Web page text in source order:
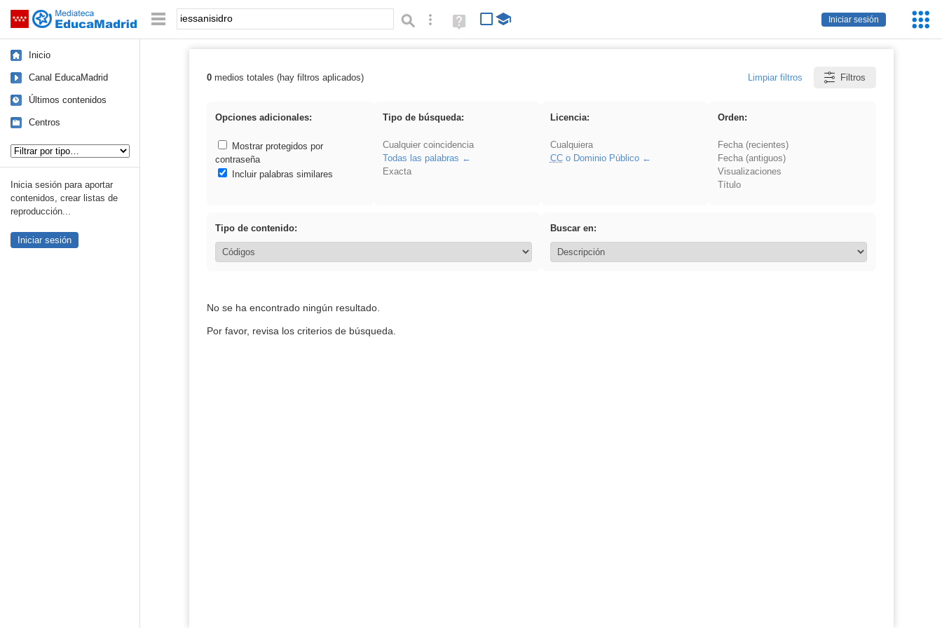
Saltar navegación
Iniciar sesión
Palabra o frase: Búsqueda avanzada
Ayuda
(en
Inicio
Canal EducaMadrid
Últimos contenidos
Centros
Inicia sesión para aportar
contenidos, crear listas de
reproducción...
Iniciar sesión
Resultados de: iessanisidro
0medios totales (hay filtros aplicados) Limpiar filtros Filtros
Opciones adicionales:
Mostrar protegidos por
contraseña
Incluir palabras similares
Tipo de búsqueda:
Cualquier coincidencia
Todas las palabras
Exacta
Licencia:
Cualquiera
CCo Dominio Público
Orden:
Fecha (recientes)
Fecha (antiguos)
Visualizaciones
Título
Tipo de contenido: Buscar en:
No se ha encontrado ningún resultado.
Por favor, revisa los criterios de búsqueda.